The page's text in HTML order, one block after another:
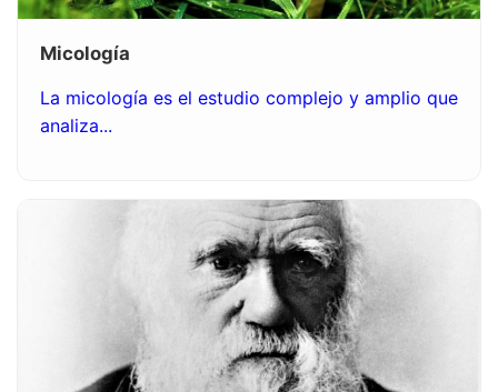
Micología
La micología es el estudio complejo y amplio que
analiza...